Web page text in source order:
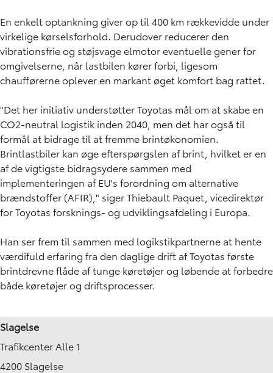
En enkelt optankning giver op til 400 km rækkevidde under
virkelige kørselsforhold. Derudover reducerer den
vibrationsfrie og støjsvage elmotor eventuelle gener for
omgivelserne, når lastbilen kører forbi, ligesom
chaufførerne oplever en markant øget komfort bag rattet.
"Det her initiativ understøtter Toyotas mål om at skabe en
CO2-neutral logistik inden 2040, men det har også til
formål at bidrage til at fremme brintøkonomien.
Brintlastbiler kan øge efterspørgslen af brint, hvilket er en
af de vigtigste bidragsydere sammen med
implementeringen af EU's forordning om alternative
brændstoffer (AFIR)," siger Thiebault Paquet, vicedirektør
for Toyotas forsknings- og udviklingsafdeling i Europa.
Han ser frem til sammen med logikstikpartnerne at hente
værdifuld erfaring fra den daglige drift af Toyotas første
brintdrevne flåde af tunge køretøjer og løbende at forbedre
både køretøjer og driftsprocesser.
Slagelse
Trafikcenter Alle 1
4200 Slagelse